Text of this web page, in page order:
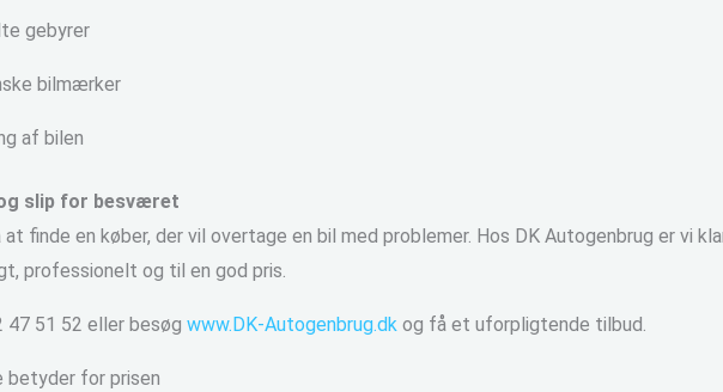
gebyrer
bilmærker
af bilen
slip for besværet
finde en køber, der vil overtage en bil med problemer. Hos DK Autogenbrug er vi
professionelt og til en god pris.
47 51 52 eller besøg www.DK-Autogenbrug.dk og få et uforpligtende tilbud.
betyder for prisen